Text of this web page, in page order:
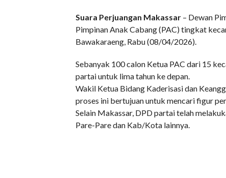
Suara Perjuangan Makassar– Dewan
Pimpinan Anak Cabang (PAC) tingkat
Bawakaraeng, Rabu (08/04/2026).
Sebanyak 100 calon Ketua PAC dari 15
partai untuk lima tahun ke depan.
Wakil Ketua Bidang Kaderisasi dan
proses ini bertujuan untuk mencari figur
Selain Makassar, DPD partai telah
Pare-Pare dan Kab/Kota lainnya.